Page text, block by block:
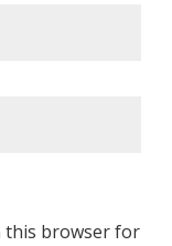
this browser for